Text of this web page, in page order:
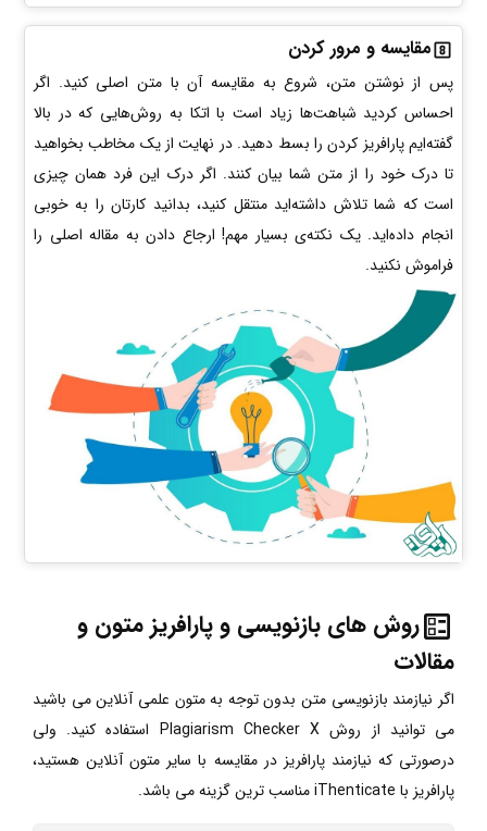
مقایسه و مرور کردن
پس از نوشتن متن، شروع به مقایسه آن با متن اصلی کنید. اگر
احساس کردید شباهت‌ها زیاد است با اتکا به روش‌هایی که در بالا
گفته‌ایم پارافریز کردن را بسط دهید. در نهایت از یک مخاطب بخواهید
تا درک خود را از متن شما بیان کنند. اگر درک این فرد همان چیزی
است که شما تلاش داشته‌اید منتقل کنید، بدانید کارتان را به خوبی
انجام داده‌اید. یک نکته‌ی بسیار مهم! ارجاع دادن به مقاله اصلی را
فراموش نکنید.
روش های بازنویسی و پارافریز متون و
مقالات
اگر نیازمند بازنویسی متن بدون توجه به متون علمی آنلاین می باشید
می توانید از روش Plagiarism Checker X استفاده کنید. ولی
درصورتی که نیازمند پارافریز در مقایسه با سایر متون آنلاین هستید،
پارافریز با iThenticate مناسب ترین گزینه می باشد.